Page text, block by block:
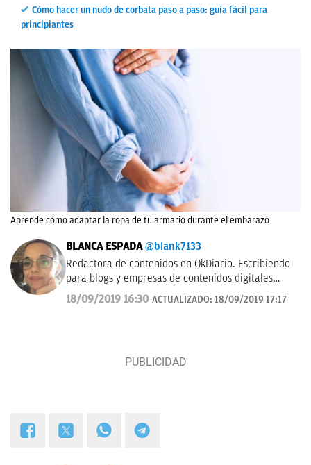
Cómo hacer un nudo de corbata paso a paso: guía fácil para
principiantes
Aprende cómo adaptar la ropa de tu armario durante el embarazo
BLANCA ESPADA @blank7133
Redactora de contenidos en OkDiario. Escribiendo
para blogs y empresas de contenidos digitales
desde 2007.
18/09/2019 16:30 ACTUALIZADO: 18/09/2019 17:17